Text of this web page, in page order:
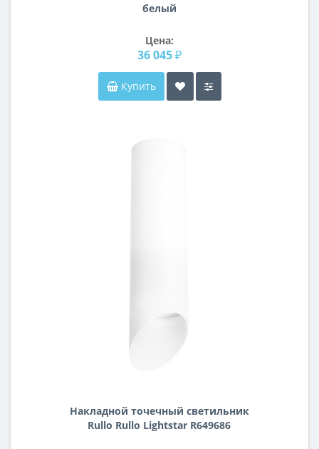
белый
Цена:
36 045 ₽
Купить
Накладной точечный светильник
Rullo Rullo Lightstar R649686